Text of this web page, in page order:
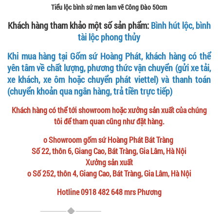
Tiểu lộc bình sứ men lam vẽ Công Đào 50cm
Khách hàng tham khảo một số sản phẩm: Bình hút lộc, bình
tài lộc phong thủy
Khi mua hàng tại Gốm sứ Hoàng Phát, khách hàng có thể
yên tâm về chất lượng, phương thức vận chuyển (gửi xe tải,
xe khách, xe ôm hoặc chuyển phát viettel) và thanh toán
(chuyển khoản qua ngân hàng, trả tiền trực tiếp)
Khách hàng có thể tới showroom hoặc xưởng sản xuất của chúng
tôi để tham quan cũng như đặt hàng.
o Showroom gốm sứ Hoàng Phát Bát Tràng
Số 22, thôn 6, Giang Cao, Bát Tràng, Gia Lâm, Hà Nội
Xưởng sản xuất
o Số 252, thôn 4, Giang Cao, Bát Tràng, Gia Lâm, Hà Nội
Hotline 0918 482 648 mrs Phương